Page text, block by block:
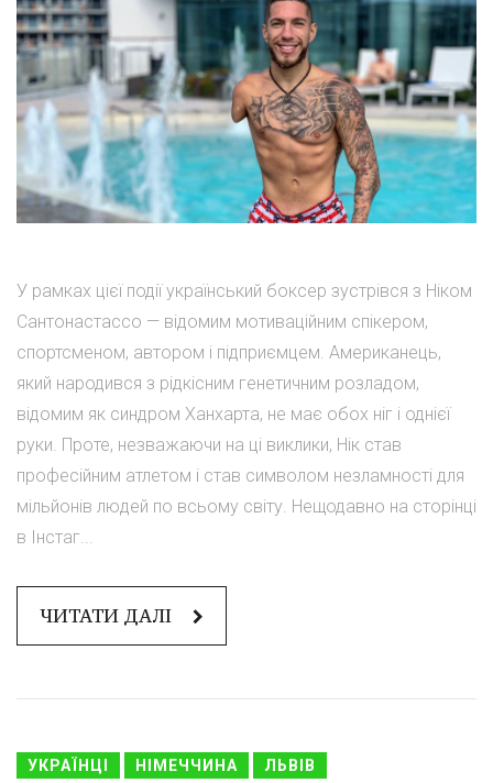
У рамках цієї події український боксер зустрівся з Ніком
Сантонастассо — відомим мотиваційним спікером,
спортсменом, автором і підприємцем. Американець,
який народився з рідкісним генетичним розладом,
відомим як синдром Ханхарта, не має обох ніг і однієї
руки. Проте, незважаючи на ці виклики, Нік став
професійним атлетом і став символом незламності для
мільйонів людей по всьому світу. Нещодавно на сторінці
в Інстаг...
ЧИТАТИ ДАЛІ
УКРАЇНЦІ НІМЕЧЧИНА ЛЬВІВ